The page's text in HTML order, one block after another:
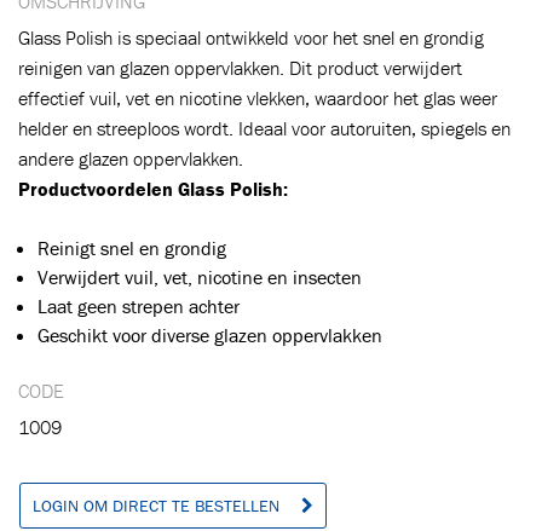
Glass Polish is speciaal ontwikkeld voor het snel en grondig
reinigen van glazen oppervlakken. Dit product verwijdert
effectief vuil, vet en nicotine vlekken, waardoor het glas weer
helder en streeploos wordt. Ideaal voor autoruiten, spiegels en
andere glazen oppervlakken.
Productvoordelen Glass Polish:
Reinigt snel en grondig
Verwijdert vuil, vet, nicotine en insecten
Laat geen strepen achter
Geschikt voor diverse glazen oppervlakken
CODE
1009
LOGIN OM DIRECT TE BESTELLEN
VERDER WINKELEN